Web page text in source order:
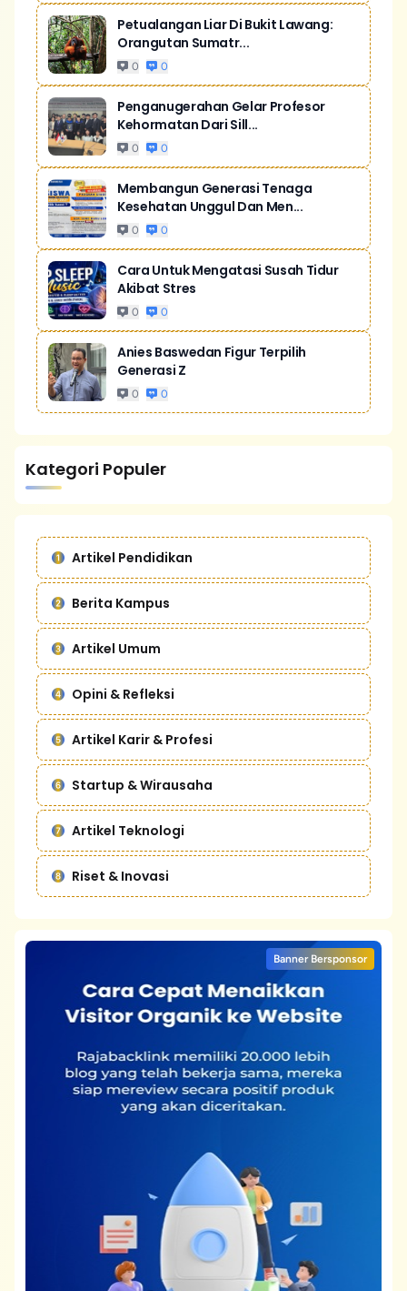
Petualangan Liar Di Bukit Lawang:
Orangutan Sumatr...
0 0
Penganugerahan Gelar Profesor
Kehormatan Dari Sill...
0 0
Membangun Generasi Tenaga
Kesehatan Unggul Dan Men...
0 0
Cara Untuk Mengatasi Susah Tidur
Akibat Stres
0 0
Anies Baswedan Figur Terpilih
Generasi Z
0 0
Kategori Populer
Artikel Pendidikan
Berita Kampus
Artikel Umum
Opini & Refleksi
Artikel Karir & Profesi
Startup & Wirausaha
Artikel Teknologi
Riset & Inovasi
Banner Bersponsor